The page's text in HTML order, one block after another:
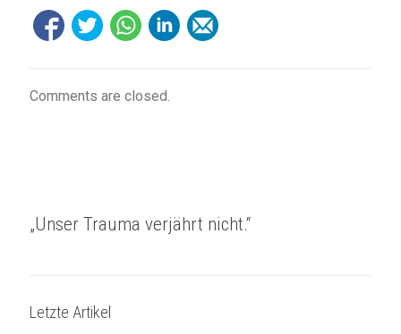
Comments are closed.
„Unser Trauma verjährt nicht.“
Letzte Artikel